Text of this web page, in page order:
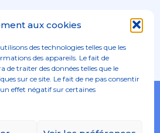
aux cookies
des technologies telles que les
des appareils. Le fait de
traiter des données telles que le
sur ce site. Le fait de ne pas consentir
effet négatif sur certaines